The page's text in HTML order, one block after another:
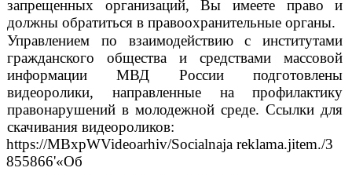
запрещенных организаций, Вы имеете право и
должны обратиться в правоохранительные органы.
Управлением по взаимодействию с институтами
гражданского общества и средствами массовой
информации МВД России подготовлены
видеоролики, направленные на профилактику
правонарушений в молодежной среде. Ссылки для
скачивания видеороликов:
https://MBxpWVideoarhiv/Socialnaja reklama.jitem./3
855866'«Об